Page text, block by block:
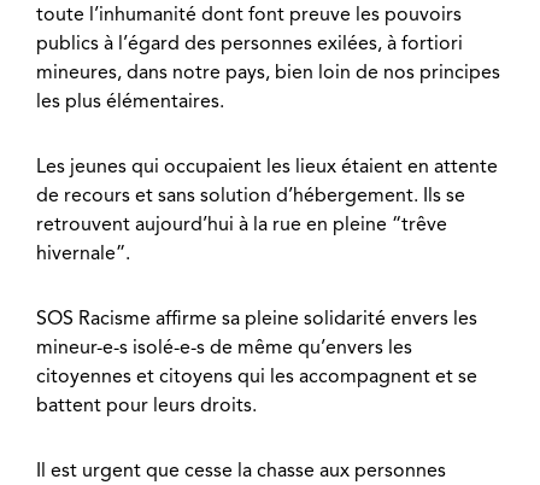
toute l’inhumanité dont font preuve les pouvoirs
publics à l’égard des personnes exilées, à fortiori
mineures, dans notre pays, bien loin de nos principes
les plus élémentaires.
Les jeunes qui occupaient les lieux étaient en attente
de recours et sans solution d’hébergement. Ils se
retrouvent aujourd’hui à la rue en pleine “trêve
hivernale”.
SOS Racisme affirme sa pleine solidarité envers les
mineur-e-s isolé-e-s de même qu’envers les
citoyennes et citoyens qui les accompagnent et se
battent pour leurs droits.
Il est urgent que cesse la chasse aux personnes